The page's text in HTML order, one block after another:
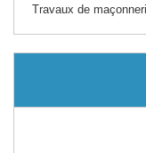
Travaux de